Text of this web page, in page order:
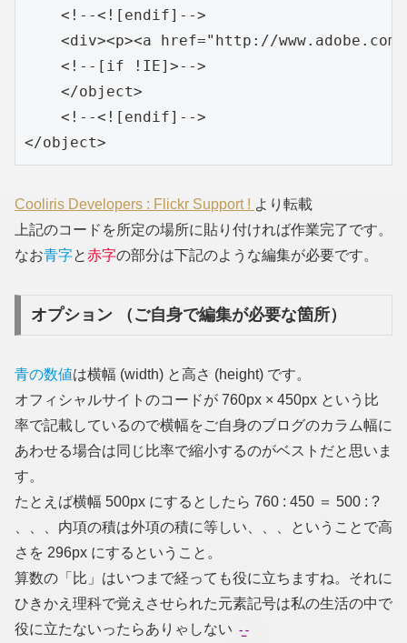
    <!--<![endif]-->
<div><p><a href="http://
    <!--[if !IE]>-->
    </object>
    <!--<![endif]-->
</object>
Cooliris Developers : Flickr Support ! より転載
上記のコードを所定の場所に貼り付ければ作業完了です。
なお青字と赤字の部分は下記のような編集が必要です。
オプション （ご自身で編集が必要な箇所）
青の数値は横幅 (width) と高さ (height) です。
オフィシャルサイトのコードが 760px × 450px という比
率で記載しているので横幅をご自身のブログのカラム幅に
あわせる場合は同じ比率で縮小するのがベストだと思いま
す。
たとえば横幅 500px にするとしたら 760 : 450 ＝ 500 : ?
、、、内項の積は外項の積に等しい、、、ということで高
さを 296px にするということ。
算数の「比」はいつまで経っても役に立ちますね。それに
ひきかえ理科で覚えさせられた元素記号は私の生活の中で
役に立たないったらありゃしない